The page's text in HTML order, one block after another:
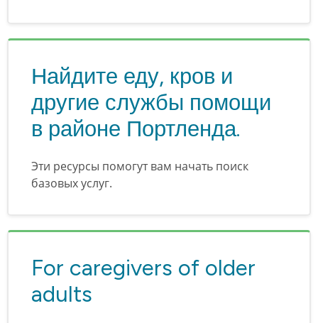
Найдите еду, кров и
другие службы помощи
в районе Портленда.
Эти ресурсы помогут вам начать поиск
базовых услуг.
For caregivers of older
adults